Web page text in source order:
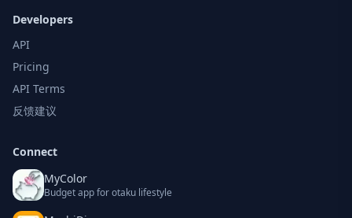
Developers
API
Pricing
API Terms
反馈建议
Connect
MyColor
Budget app for otaku lifestyle